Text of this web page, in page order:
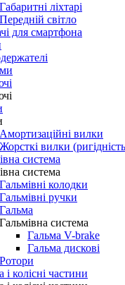
Габаритні ліхтарі
Передній світло
для смартфона
Амортизаційні вилки
Жорсткі вилки
система
система
Гальмівні колодки
Гальмівні ручки
Гальма
Гальмівна система
Гальма V-brake
Гальма дискові
Ротори
і колісні частини